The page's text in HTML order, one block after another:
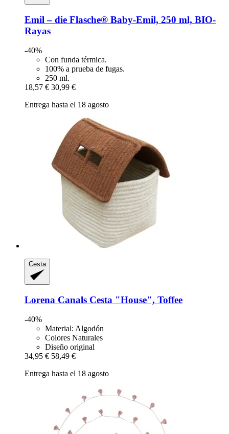
Emil – die Flasche® Baby-​Emil, 250 ml, BIO-​
Rayas
-40%
Con funda térmica.
100% a prueba de fugas.
250 ml.
18,57 € 30,99 €
Entrega hasta el 18 agosto
Cesta
Lorena Canals Cesta "House", Toffee
-40%
Material: Algodón
Colores Naturales
Diseño original
34,95 € 58,49 €
Entrega hasta el 18 agosto